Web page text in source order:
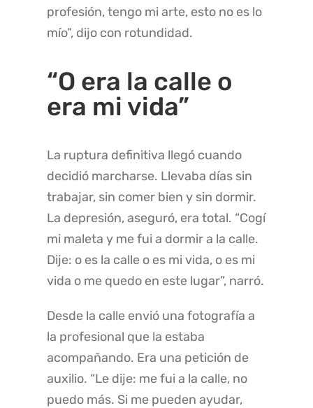
profesión, tengo mi arte, esto no es lo
mío”, dijo con rotundidad.
“O era la calle o
era mi vida”
La ruptura definitiva llegó cuando
decidió marcharse. Llevaba días sin
trabajar, sin comer bien y sin dormir.
La depresión, aseguró, era total. “Cogí
mi maleta y me fui a dormir a la calle.
Dije: o es la calle o es mi vida, o es mi
vida o me quedo en este lugar”, narró.
Desde la calle envió una fotografía a
la profesional que la estaba
acompañando. Era una petición de
auxilio. “Le dije: me fui a la calle, no
puedo más. Si me pueden ayudar,